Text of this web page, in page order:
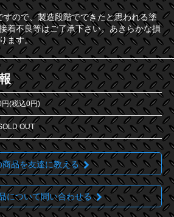
ので、製造段階でできたと思われる塗
着不良等はご了承下さい。あきらかな損
ます。
円(税込0円)
OUT
商品を友達に教える
について問い合わせる